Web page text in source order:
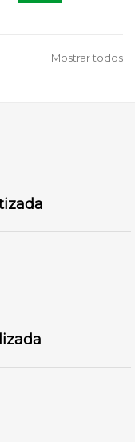
Mostrar todos